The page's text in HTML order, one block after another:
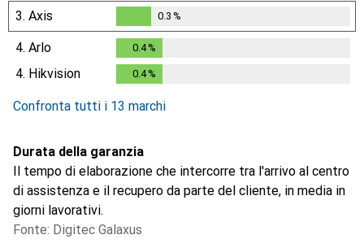
3. Axis
0.3%
0.3 %
4. Arlo 0.4%
4. Hikvision 0.4%
Confronta tutti i 13 marchi
Durata della garanzia
Il tempo di elaborazione che intercorre tra l'arrivo al centro
di assistenza e il recupero da parte del cliente, in media in
giorni lavorativi.
Fonte: Digitec Galaxus